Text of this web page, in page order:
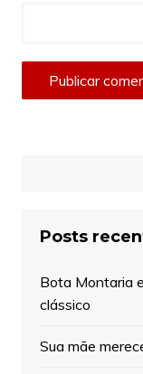
Posts
Bota Montaria
clássico
Sua mãe